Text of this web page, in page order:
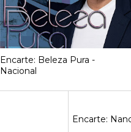
Encarte: Beleza Pura -
Nacional
Encarte: